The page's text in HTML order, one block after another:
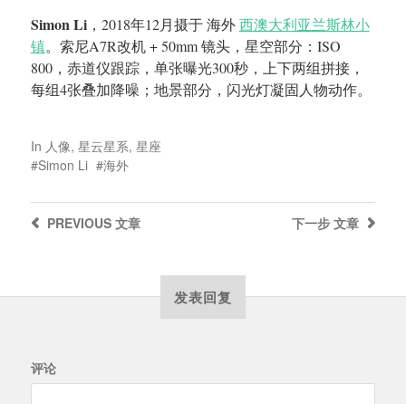
Simon Li，2018年12月摄于 海外西澳大利亚兰斯林小
镇。索尼A7R改机 + 50mm 镜头，星空部分：ISO
800，赤道仪跟踪，单张曝光300秒，上下两组拼接，
每组4张叠加降噪；地景部分，闪光灯凝固人物动作。
In 人像, 星云星系, 星座
Simon Li
海外
下一步 文章
PREVIOUS文章
发表回复
评论